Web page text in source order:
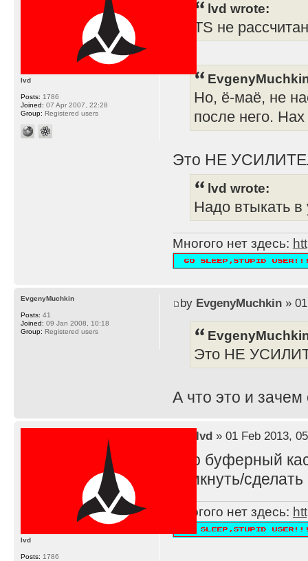
lvd wrote:
TS не
Но, ё-маё, не
после него.
Это НЕ
lvd wrote:
Надо втыкать в
Многого нет здесь:
lvd
Posts: 1786
Joined: 07 Apr 2007, 22:28
Group: Registered users
by EvgenyMuchkin» 01
Это НЕ
А что это и
EvgenyMuchkin
Posts: 41
Joined: 09 Jan 2008, 10:18
Group: Registered users
lvd» 01 Feb 2013,
Это буферный
замкнуть/
Многого нет здесь:
lvd
Posts: 1786